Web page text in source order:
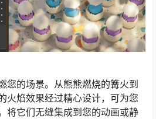
您的场景。从熊熊燃烧的篝火到
火焰效果经过精心设计，可为您
将它们无缝集成到您的动画或静